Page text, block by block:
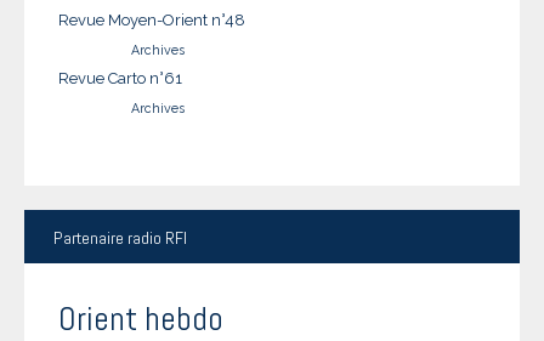
Revue Moyen-Orient n°48
Archives
Revue Carto n°61
Archives
Partenaire radio RFI
Orient hebdo